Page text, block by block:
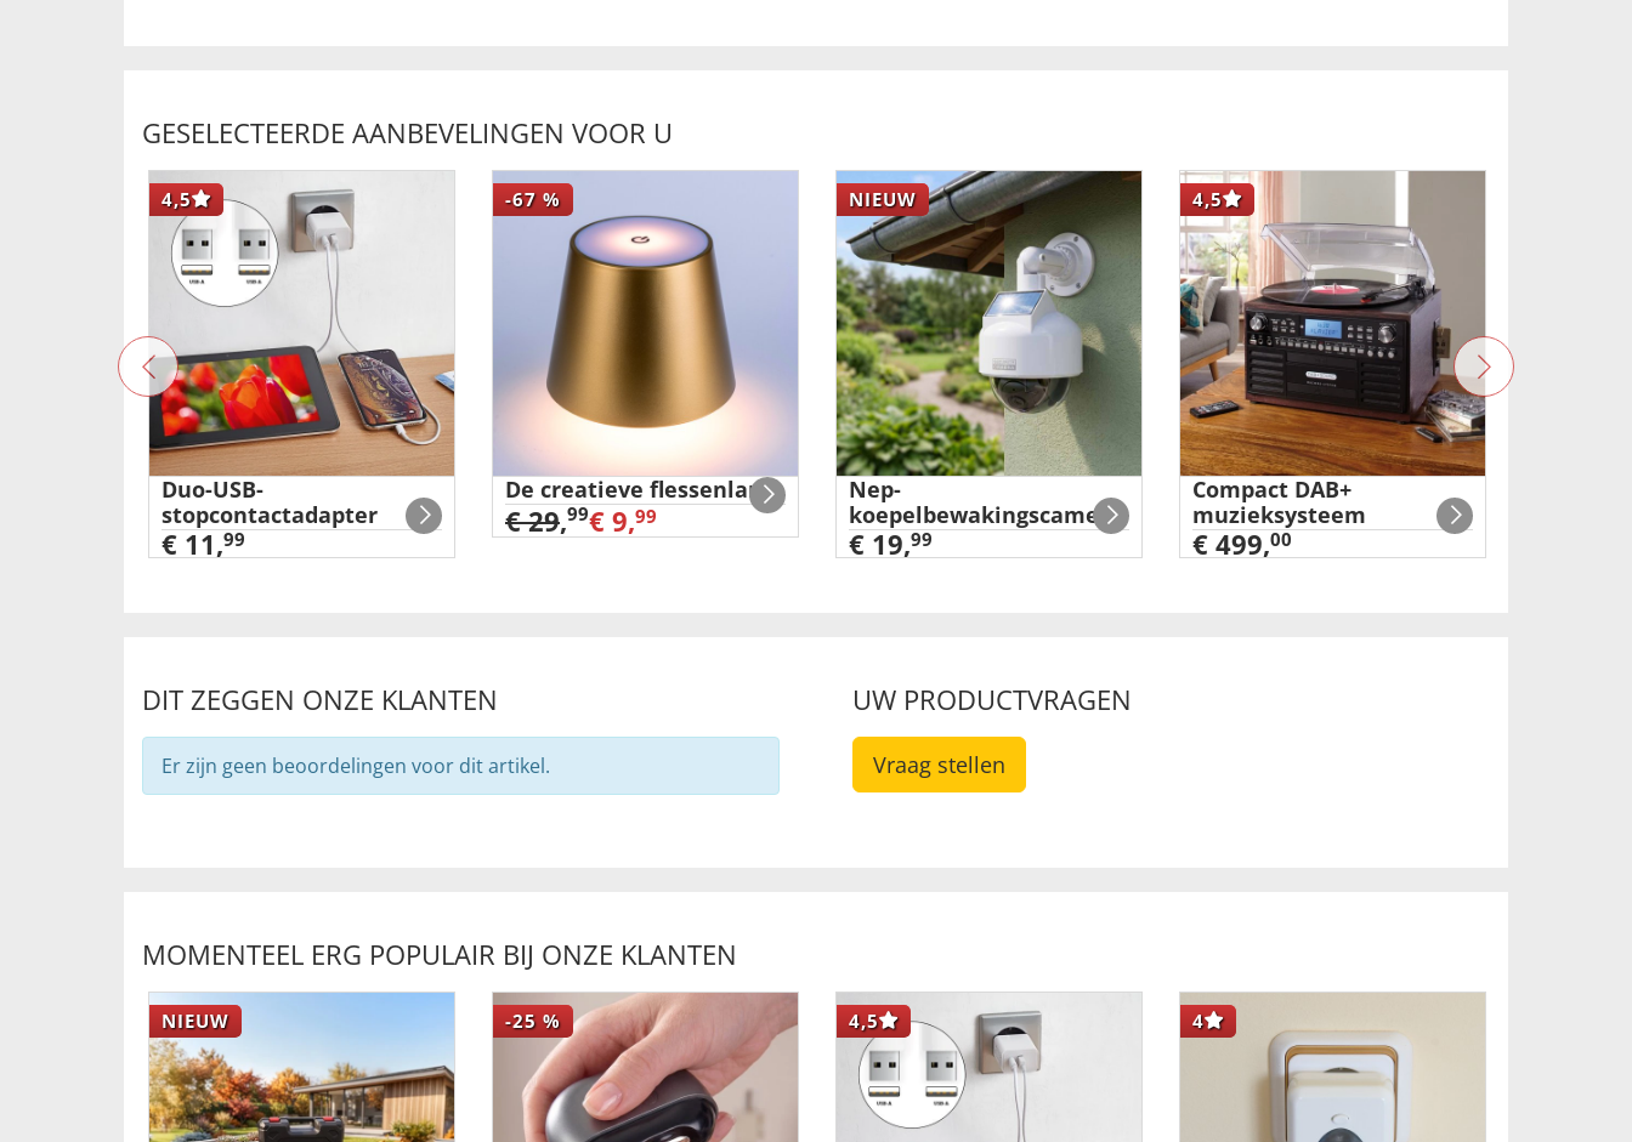
GESELECTEERDE AANBEVELINGEN VOOR U
4,5
Duo-USB-
stopcontactadapter
€ 11,99
-67 %
De creatieve flessenlamp
€ 29,99€ 9,99
NIEUW
Nep-
koepelbewakingscamera
€ 19,99
4,5
Compact DAB+
muzieksysteem
€ 499,00
DIT ZEGGEN ONZE KLANTEN
Er zijn geen beoordelingen voor dit artikel.
UW PRODUCTVRAGEN
Vraag stellen
MOMENTEEL ERG POPULAIR BIJ ONZE KLANTEN
NIEUW -25% 4,5 4